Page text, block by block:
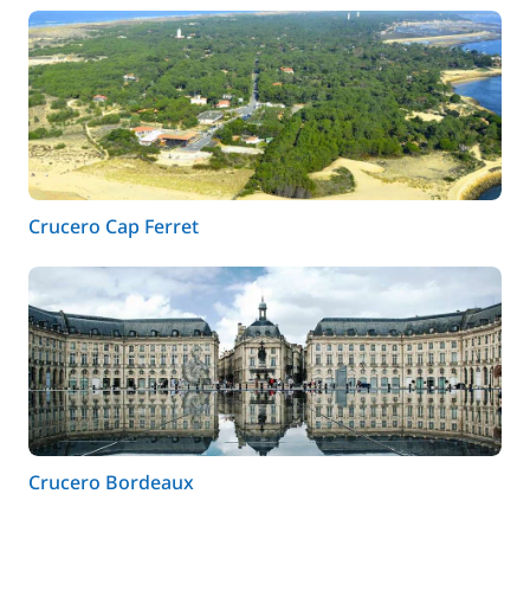
Crucero Cap Ferret
Crucero Bordeaux